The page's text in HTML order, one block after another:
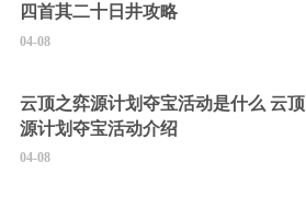
四首其二十日井攻略
04-08
云顶之弈源计划夺宝活动是什么 云顶
源计划夺宝活动介绍
04-08